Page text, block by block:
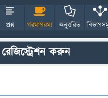
প্রশ্ন গরমাগরম! অনুত্তরিত
করুন